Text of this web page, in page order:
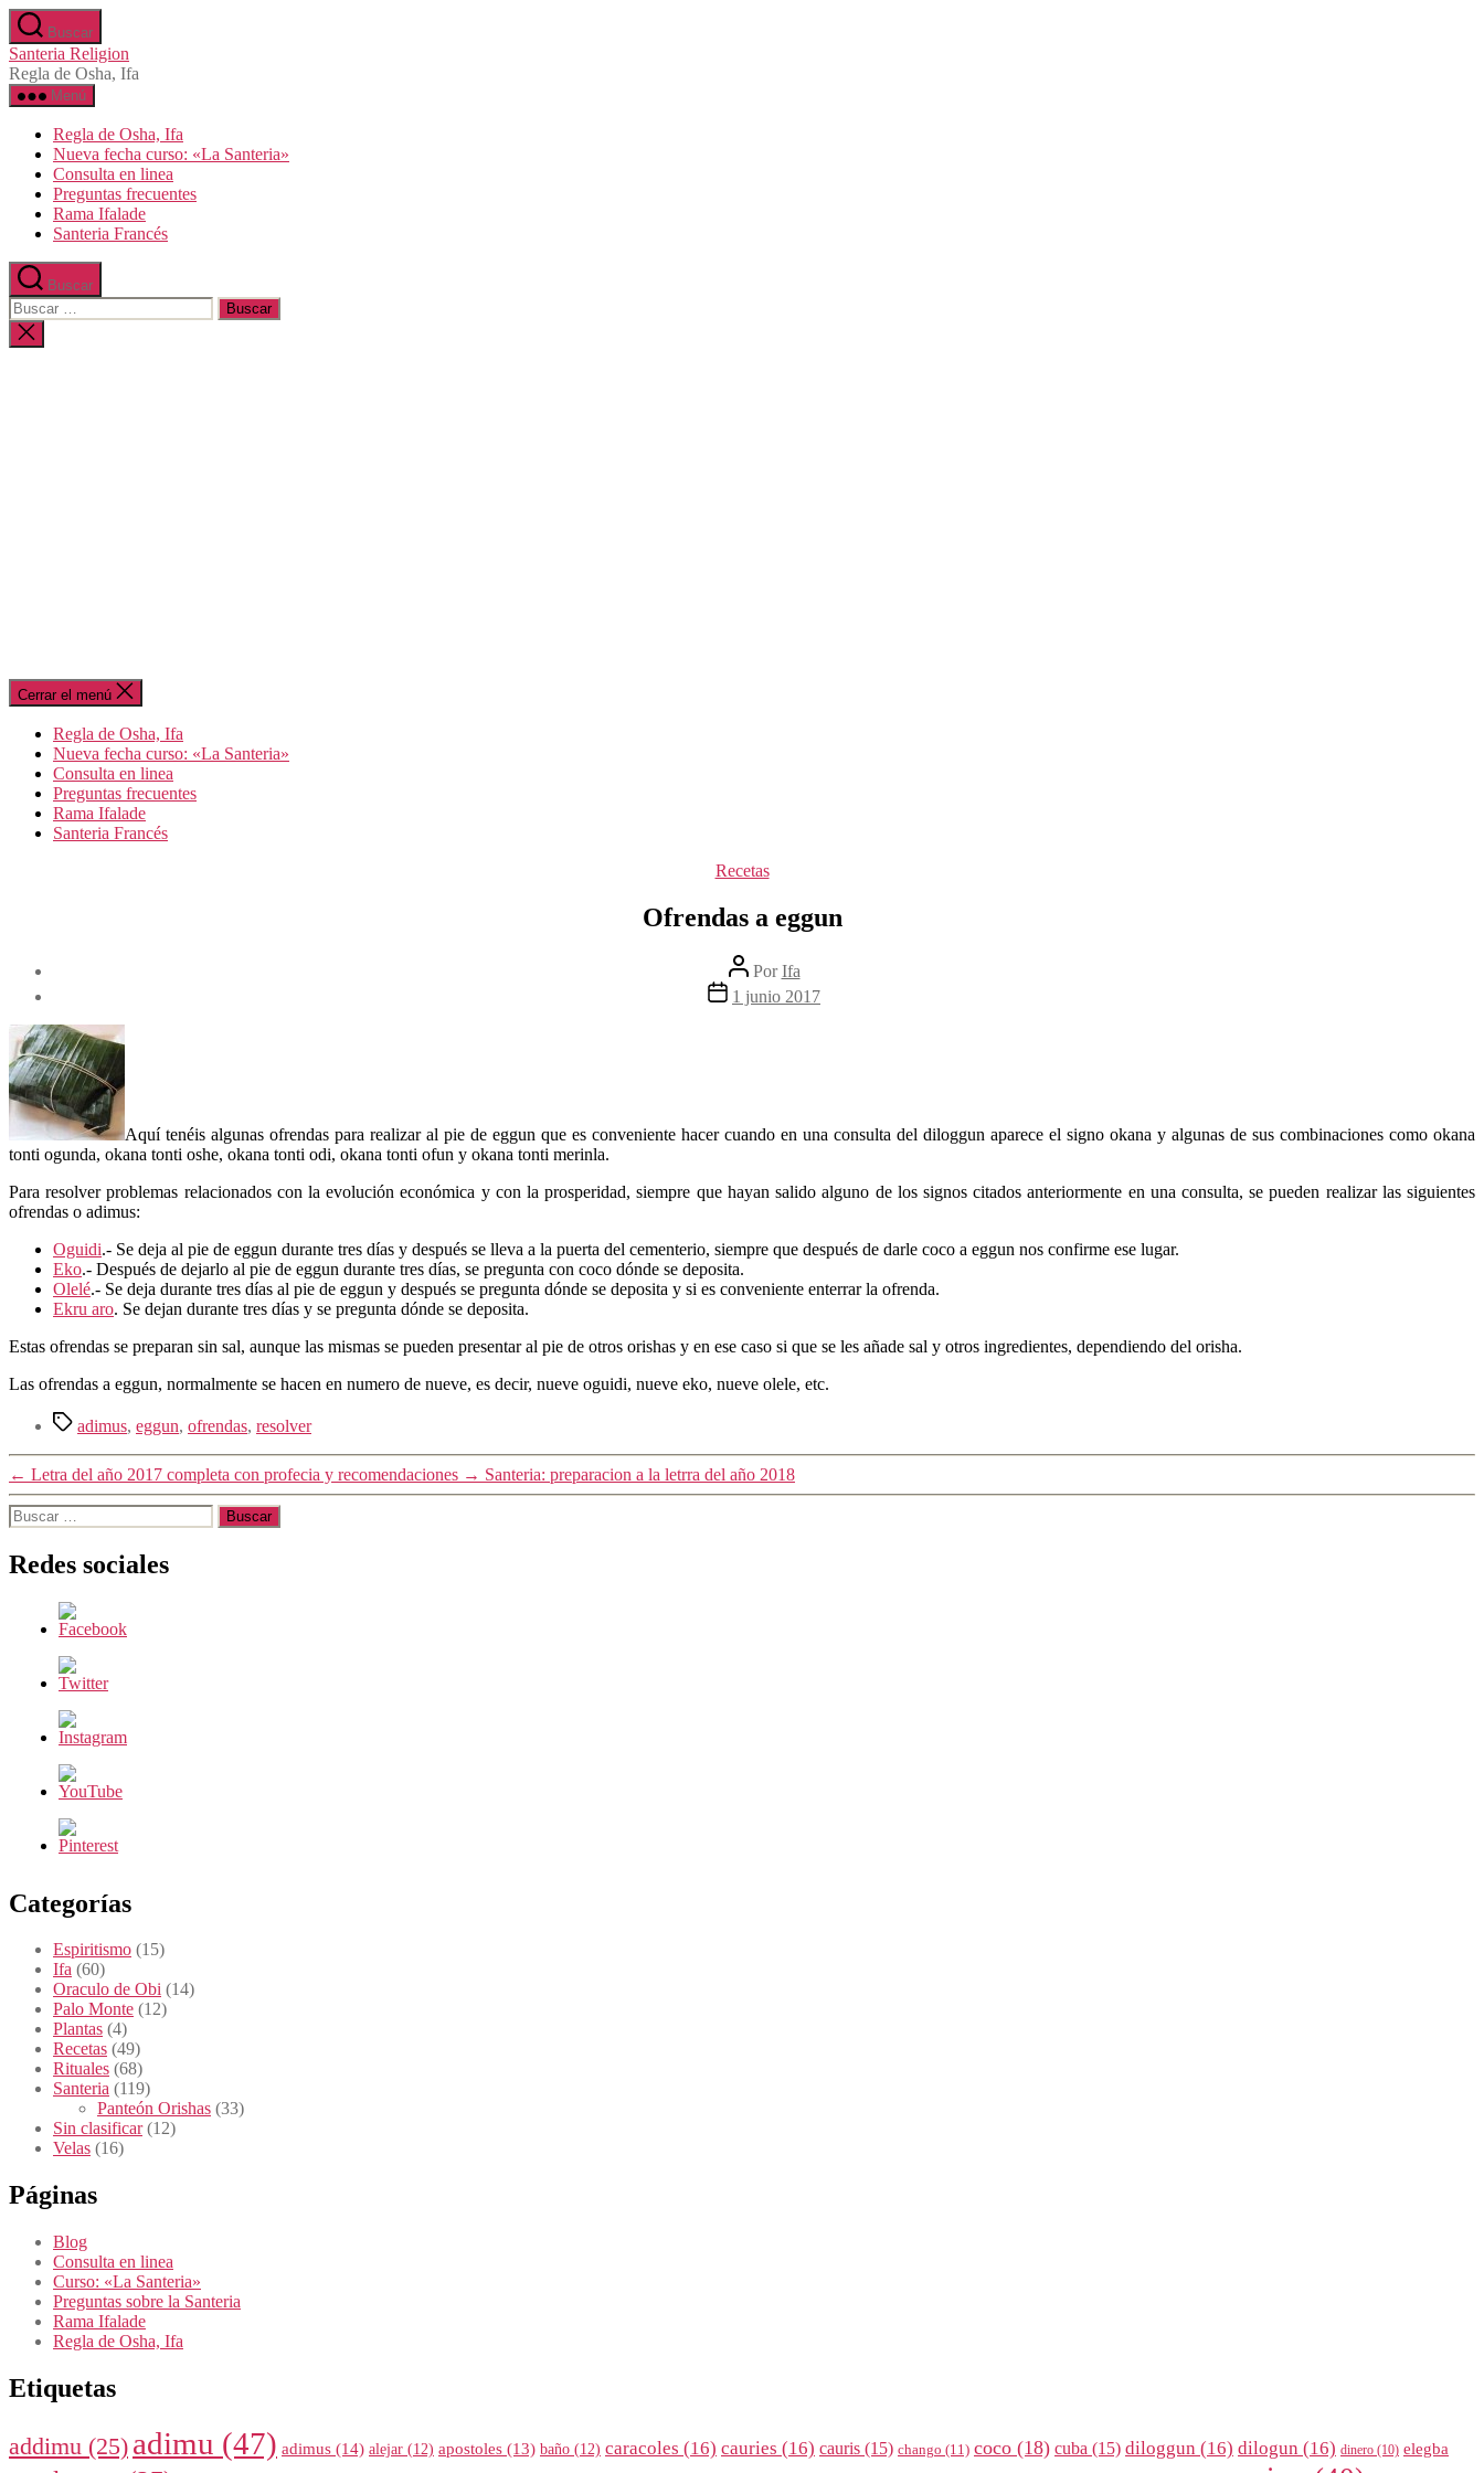
Saltar
al
contenido
Buscar
Santeria Religion
Regla de Osha, Ifa
Menú
Regla de Osha, Ifa
Nueva fecha curso: «La Santeria»
Consulta en linea
Preguntas frecuentes
Rama Ifalade
Santeria Francés
Buscar
Buscar:
Cerrar
la
Cerrar el menú
Regla de Osha, Ifa
Nueva fecha curso: «La Santeria»
Consulta en linea
Preguntas frecuentes
Rama Ifalade
Santeria Francés
Categorías
Recetas
Ofrendas a eggun
Autor
de
la
PorIfa
Fecha1 junio 2017
Aquí tenéis algunas ofrendas para realizar al pie de eggun que es conveniente hacer cuando en una consulta del diloggun aparece el signo okana y algunas de sus combinaciones como okana
tonti ogunda, okana tonti oshe, okana tonti odi, okana tonti ofun y okana tonti merinla.
Para resolver problemas relacionados con la evolución económica y con la prosperidad, siempre que hayan salido alguno de los signos citados anteriormente en una consulta, se pueden realizar las siguientes
ofrendas o adimus:
Oguidi.- Se deja al pie de eggun durante tres días y después se lleva a la puerta del cementerio, siempre que después de darle coco a eggun nos confirme ese lugar.
Eko.- Después de dejarlo al pie de eggun durante tres días, se pregunta con coco dónde se deposita.
Olelé.- Se deja durante tres días al pie de eggun y después se pregunta dónde se deposita y si es conveniente enterrar la ofrenda.
Ekru aro. Se dejan durante tres días y se pregunta dónde se deposita.
Estas ofrendas se preparan sin sal, aunque las mismas se pueden presentar al pie de otros orishas y en ese caso si que se les añade sal y otros ingredientes, dependiendo del orisha.
Las ofrendas a eggun, normalmente se hacen en numero de nueve, es decir, nueve oguidi, nueve eko, nueve olele, etc.
Etiquetas
adimus, eggun, ofrendas, resolver
← Letra del año 2017 completa con profecia y recomendaciones → Santeria: preparacion a la letrra del año 2018
Buscar:
Redes sociales
Categorías
Espiritismo (15)
Ifa (60)
Oraculo de Obi (14)
Palo Monte (12)
Plantas (4)
Recetas (49)
Rituales (68)
Santeria (119)
Panteón Orishas (33)
Sin clasificar(12)
Velas (16)
Páginas
Blog
Consulta en linea
Curso: «La Santeria»
Preguntas sobre la Santeria
Rama Ifalade
Regla de Osha, Ifa
Etiquetas
addimu (25) adimu (47) adimus (14) alejar (12) apostoles (13) baño (12) caracoles (16) cauries (16) cauris (15) chango (11) coco (18) cuba (15) diloggun (16) dilogun (16) dinero (10) elegba